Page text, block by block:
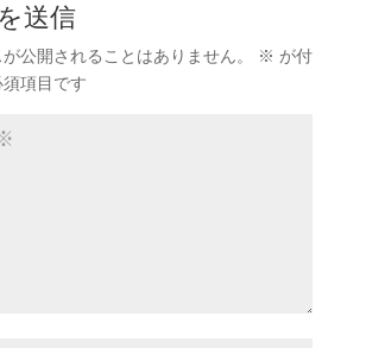
送信
公開されることはありません。 ※ が付
項目です